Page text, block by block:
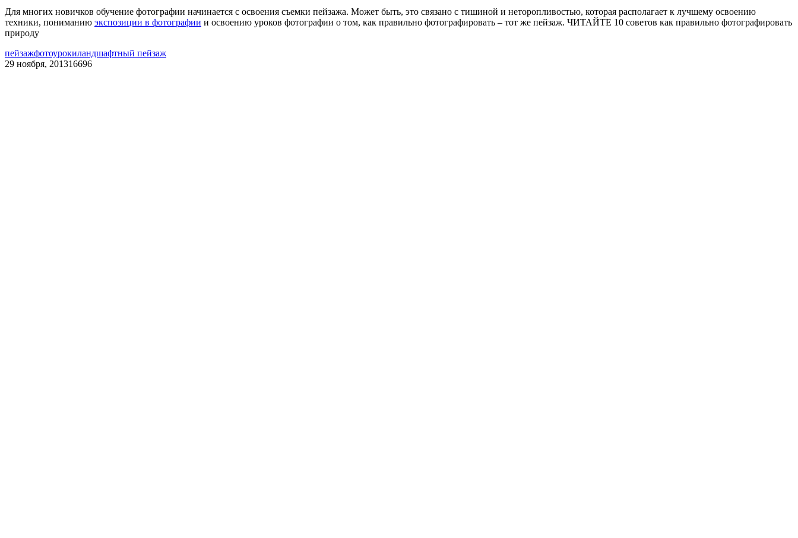
Для многих новичков обучение фотографии начинается с освоения съемки пейзажа. Может быть, это связано с тишиной и неторопливостью, которая располагает к лучшему освоению
техники, пониманию экспозиции в фотографии и освоению уроков фотографии о том, как правильно фотографировать – тот же пейзаж. ЧИТАЙТЕ 10 советов как правильно фотографировать
природу
пейзажфотоурокиландшафтный пейзаж
29 ноября, 201316696